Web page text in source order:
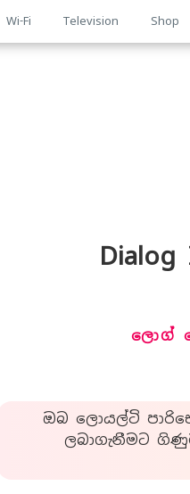
Wi-Fi Television Shop
ලොග්
ඔබ ලොයල්ටි
ලබාගැනීමට